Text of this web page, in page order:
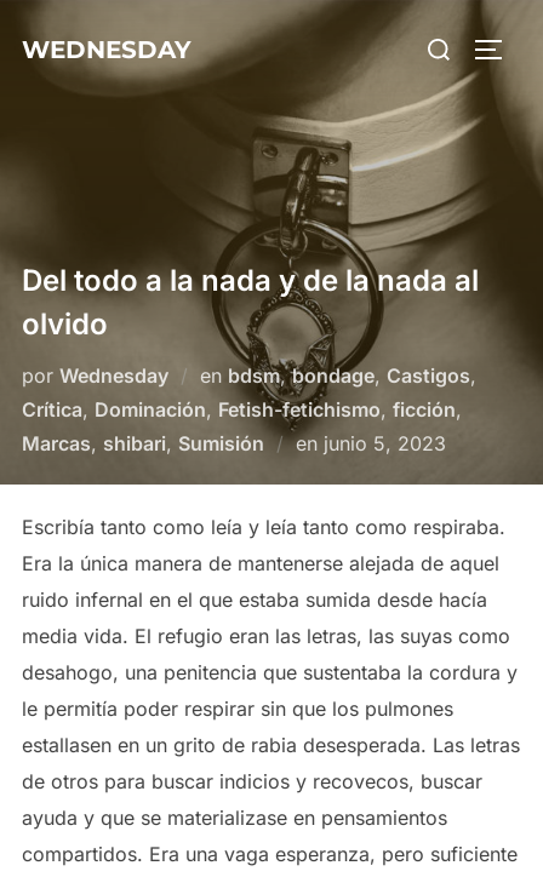
WEDNESDAY Buscar:
Del todo a la nada y de la nada al
olvido
por Wednesday en bdsm,bondage, Castigos,
Crítica, Dominación, Fetish-fetichismo, ficción,
Marcas, shibari, Sumisión en Publicado
junio 5, 2023
Escribía tanto como leía y leía tanto como respiraba.
Era la única manera de mantenerse alejada de aquel
ruido infernal en el que estaba sumida desde hacía
media vida. El refugio eran las letras, las suyas como
desahogo, una penitencia que sustentaba la cordura y
le permitía poder respirar sin que los pulmones
estallasen en un grito de rabia desesperada. Las letras
de otros para buscar indicios y recovecos, buscar
ayuda y que se materializase en pensamientos
compartidos. Era una vaga esperanza, pero suficiente